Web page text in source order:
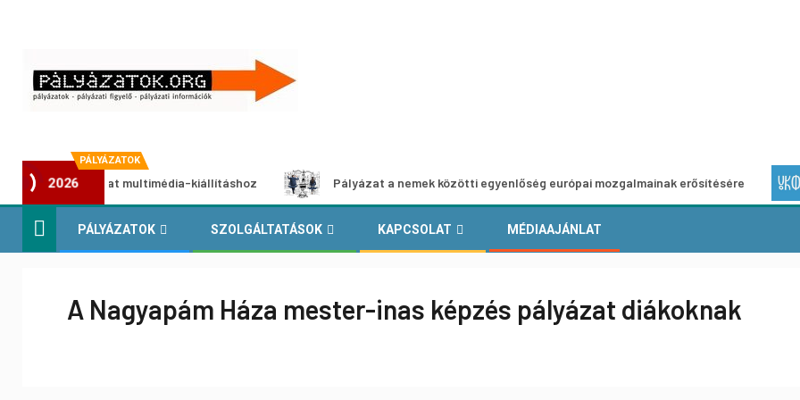
PÁLYÁZATOK
2026
pályázat multimédia-kiállításhoz Pályázat a nemek közötti egyenlőség európai mozgalmainak erősítésére
PÁLYÁZATOK SZOLGÁLTATÁSOK KAPCSOLAT MÉDIAAJÁNLAT
A Nagyapám Háza mester-inas képzés pályázat diákoknak